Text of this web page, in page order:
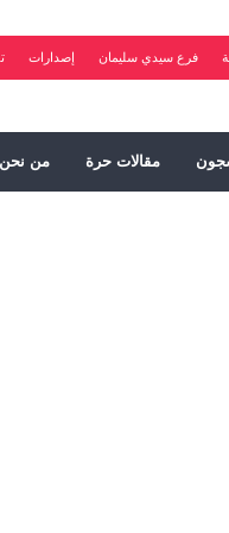
فرع سيدي سليمان إصدارات
مقالات حرة من نحن